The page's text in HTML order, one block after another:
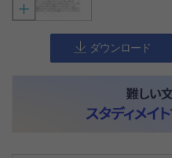
ダウンロード